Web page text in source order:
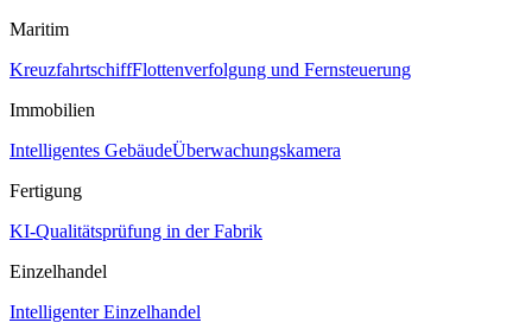
Maritim
KreuzfahrtschiffFlottenverfolgung und Fernsteuerung
Immobilien
Intelligentes GebäudeÜberwachungskamera
Fertigung
KI-Qualitätsprüfung in der Fabrik
Einzelhandel
Intelligenter Einzelhandel